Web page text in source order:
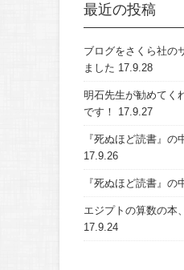
最近の投稿
ブログをさくら社の
ました 17.9.28
明石先生が勧めてく
です！
17.9.27
『死ぬほど読書』の
17.9.26
『死ぬほど読書』の
エジプトの算数の本
17.9.24